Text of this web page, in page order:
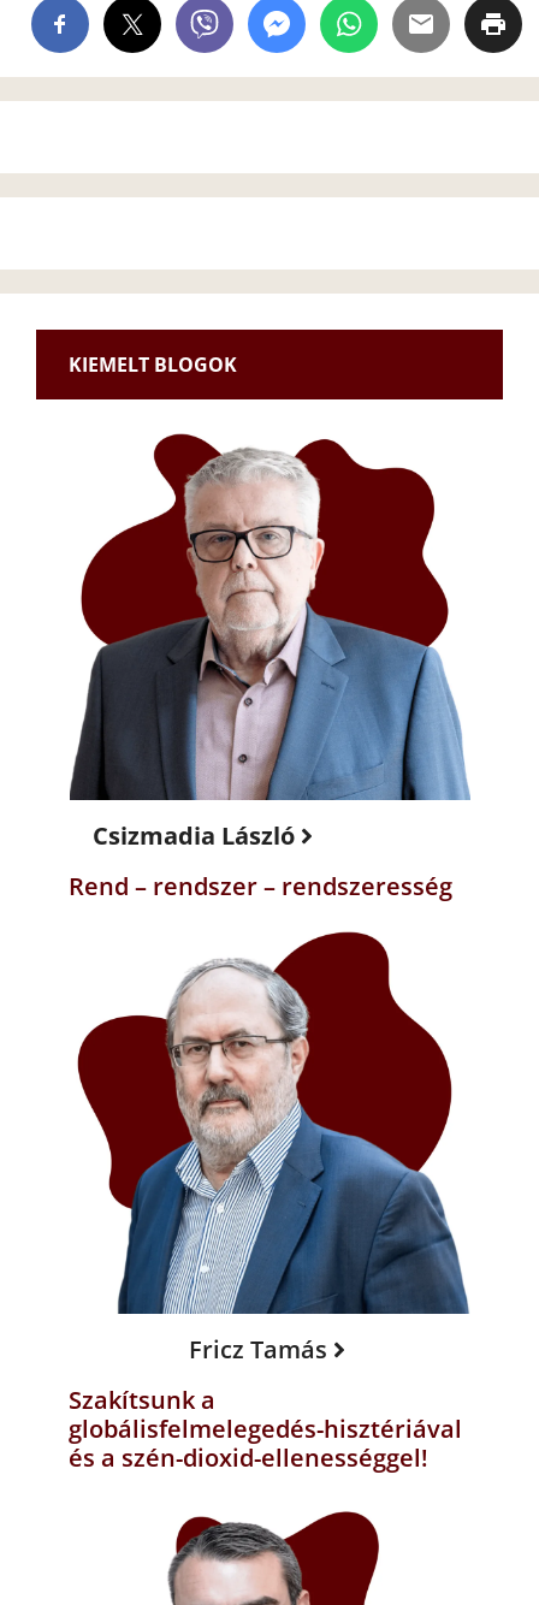
KIEMELT BLOGOK
Csizmadia László
Rend – rendszer – rendszeresség
Fricz Tamás
Szakítsunk a
globálisfelmelegedés-hisztériával
és a szén-dioxid-ellenességgel!